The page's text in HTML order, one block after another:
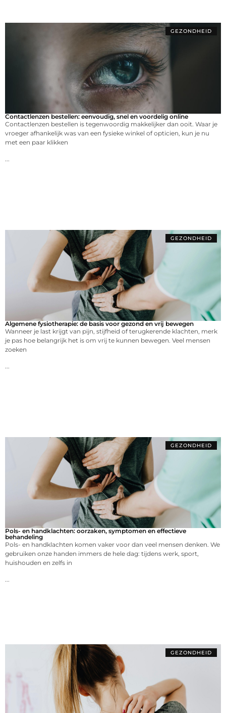
GEZONDHEID
Contactlenzen bestellen: eenvoudig, snel en voordelig online
Contactlenzen bestellen is tegenwoordig makkelijker dan ooit. Waar je
vroeger afhankelijk was van een fysieke winkel of opticien, kun je nu
met een paar klikken
GEZONDHEID
Algemene fysiotherapie: de basis voor gezond en vrij bewegen
Wanneer je last krijgt van pijn, stijfheid of terugkerende klachten, merk
je pas hoe belangrijk het is om vrij te kunnen bewegen. Veel mensen
zoeken
GEZONDHEID
Pols- en handklachten: oorzaken, symptomen en effectieve
behandeling
Pols- en handklachten komen vaker voor dan veel mensen denken. We
gebruiken onze handen immers de hele dag: tijdens werk, sport,
huishouden en zelfs in
GEZONDHEID